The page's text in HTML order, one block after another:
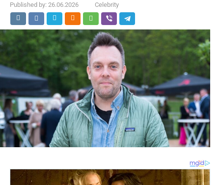
Published by: 26.06.2026 Celebrity